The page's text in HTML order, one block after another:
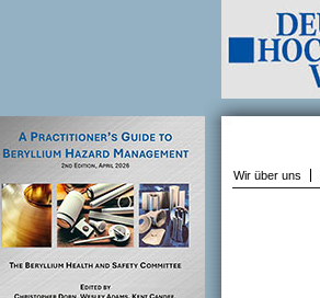
Wir über uns